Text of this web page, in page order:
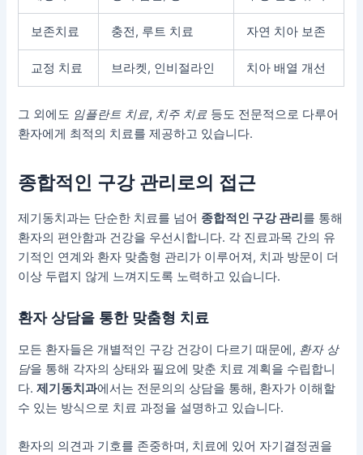
보존치료 충전, 루트 치료 자연 치아 보존
교정 치료 브라켓, 인비절라인 치아 배열 개선
그 외에도 임플란트 치료, 치주 치료 등도 전문적으로 다루어
환자에게 최적의 치료를 제공하고 있습니다.
종합적인 구강 관리로의 접근
제기동치과는 단순한 치료를 넘어 종합적인 구강 관리를 통해
환자의 편안함과 건강을 우선시합니다. 각 진료과목 간의 유
기적인 연계와 환자 맞춤형 관리가 이루어져, 치과 방문이 더
이상 두렵지 않게 느껴지도록 노력하고 있습니다.
환자 상담을 통한 맞춤형 치료
모든 환자들은 개별적인 구강 건강이 다르기 때문에, 환자 상
담을 통해 각자의 상태와 필요에 맞춘 치료 계획을 수립합니
다.제기동치과에서는 전문의의 상담을 통해, 환자가 이해할
수 있는 방식으로 치료 과정을 설명하고 있습니다.
환자의 의견과 기호를 존중하며, 치료에 있어 자기결정권을